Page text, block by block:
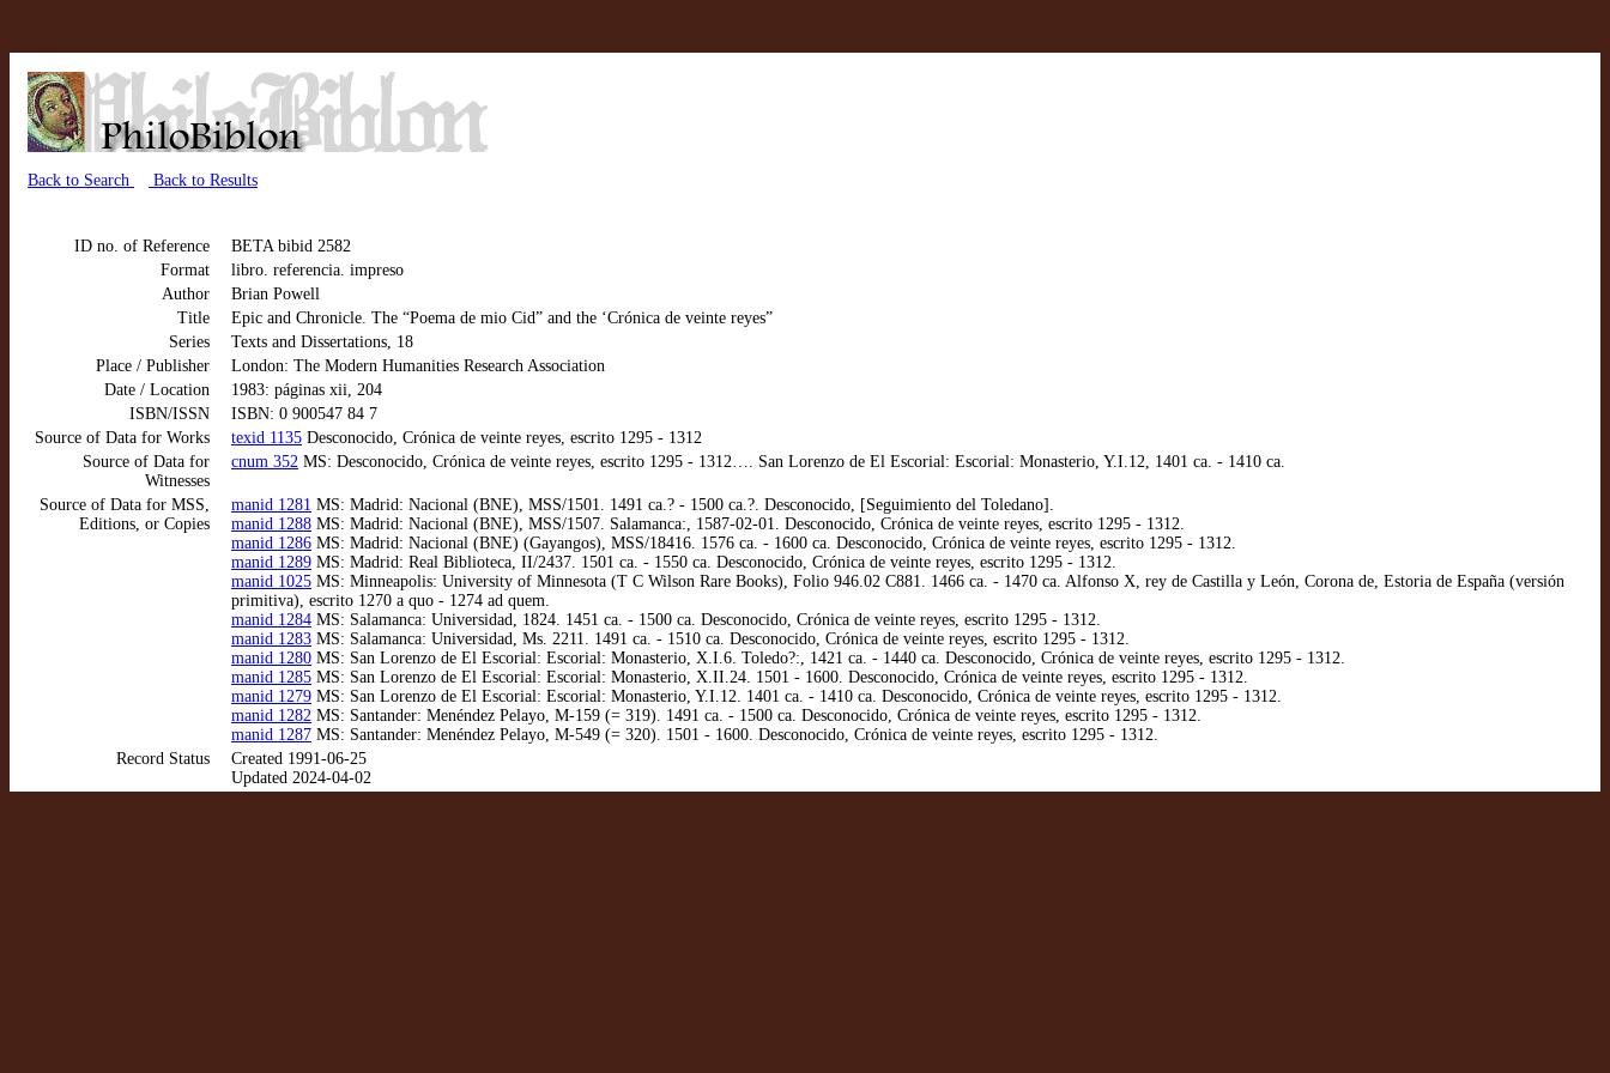
Back to Search Back to Results
ID no. of Reference
BETA bibid 2582
Format
libro. referencia. impreso
Author
Brian Powell
Title
Epic and Chronicle. The “Poema de mio Cid” and the ‘Crónica de veinte reyes”
Series
Texts and Dissertations, 18
Place / Publisher
London: The Modern Humanities Research Association
Date / Location
1983: páginas xii, 204
ISBN/ISSN
ISBN: 0 900547 84 7
Source of Data for Works
texid 1135 Desconocido, Crónica de veinte reyes, escrito 1295 - 1312
Source of Data for
Witnesses
cnum 352 MS: Desconocido, Crónica de veinte reyes, escrito 1295 - 1312…. San Lorenzo de El Escorial: Escorial: Monasterio, Y.I.12, 1401 ca. - 1410 ca.
Source of Data for MSS,
Editions, or Copies
manid 1281 MS: Madrid: Nacional (BNE), MSS/1501. 1491 ca.? - 1500 ca.?. Desconocido, [Seguimiento del Toledano].
manid 1288 MS: Madrid: Nacional (BNE), MSS/1507. Salamanca:, 1587-02-01. Desconocido, Crónica de veinte reyes, escrito 1295 - 1312.
manid 1286 MS: Madrid: Nacional (BNE) (Gayangos), MSS/18416. 1576 ca. - 1600 ca. Desconocido, Crónica de veinte reyes, escrito 1295 - 1312.
manid 1289 MS: Madrid: Real Biblioteca, II/2437. 1501 ca. - 1550 ca. Desconocido, Crónica de veinte reyes, escrito 1295 - 1312.
manid 1025 MS: Minneapolis: University of Minnesota (T C Wilson Rare Books), Folio 946.02 C881. 1466 ca. - 1470 ca. Alfonso X, rey de Castilla y León, Corona de, Estoria de España (versión
primitiva), escrito 1270 a quo - 1274 ad quem.
manid 1284 MS: Salamanca: Universidad, 1824. 1451 ca. - 1500 ca. Desconocido, Crónica de veinte reyes, escrito 1295 - 1312.
manid 1283 MS: Salamanca: Universidad, Ms. 2211. 1491 ca. - 1510 ca. Desconocido, Crónica de veinte reyes, escrito 1295 - 1312.
manid 1280 MS: San Lorenzo de El Escorial: Escorial: Monasterio, X.I.6. Toledo?:, 1421 ca. - 1440 ca. Desconocido, Crónica de veinte reyes, escrito 1295 - 1312.
manid 1285 MS: San Lorenzo de El Escorial: Escorial: Monasterio, X.II.24. 1501 - 1600. Desconocido, Crónica de veinte reyes, escrito 1295 - 1312.
manid 1279 MS: San Lorenzo de El Escorial: Escorial: Monasterio, Y.I.12. 1401 ca. - 1410 ca. Desconocido, Crónica de veinte reyes, escrito 1295 - 1312.
manid 1282 MS: Santander: Menéndez Pelayo, M-159 (= 319). 1491 ca. - 1500 ca. Desconocido, Crónica de veinte reyes, escrito 1295 - 1312.
manid 1287 MS: Santander: Menéndez Pelayo, M-549 (= 320). 1501 - 1600. Desconocido, Crónica de veinte reyes, escrito 1295 - 1312.
Record Status
Created 1991-06-25
Updated 2024-04-02